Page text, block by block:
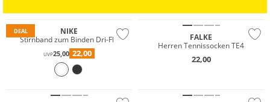
DEAL
NIKE
Stirnband zum Binden Dri-FIT
UVP25,00 22,00
FALKE
Herren Tennissocken TE4
22,00